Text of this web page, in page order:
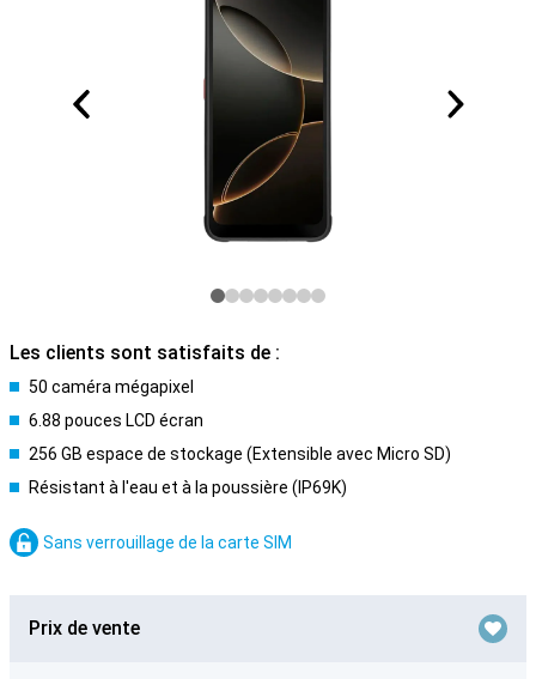
Les clients sont satisfaits de :
50 caméra mégapixel
6.88 pouces LCD écran
256 GB espace de stockage (Extensible avec Micro SD)
Résistant à l'eau et à la poussière (IP69K)
Sans verrouillage de la carte SIM
Prix de vente